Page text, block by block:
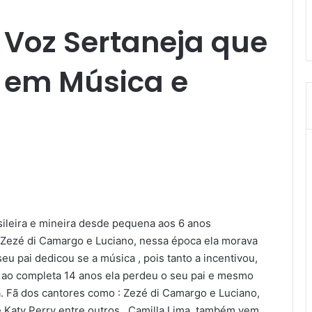
Sertaneja que
Música e
e mineira desde pequena aos 6 anos
di Camargo e Luciano, nessa época ela morava
pai dedicou se a música , pois tanto a incentivou,
completa 14 anos ela perdeu o seu pai e mesmo
dos cantores como : Zezé di Camargo e Luciano,